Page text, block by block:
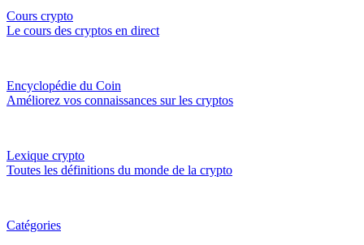
Cours crypto
Le cours des cryptos en direct
Encyclopédie du Coin
Améliorez vos connaissances sur les cryptos
Lexique crypto
Toutes les définitions du monde de la crypto
Catégories